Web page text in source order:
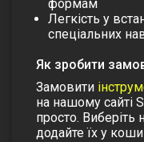
формам
Легкість у
спеціальних
Як зробити
Замовити
на нашому сайті
просто. Виберіть
додайте їх у